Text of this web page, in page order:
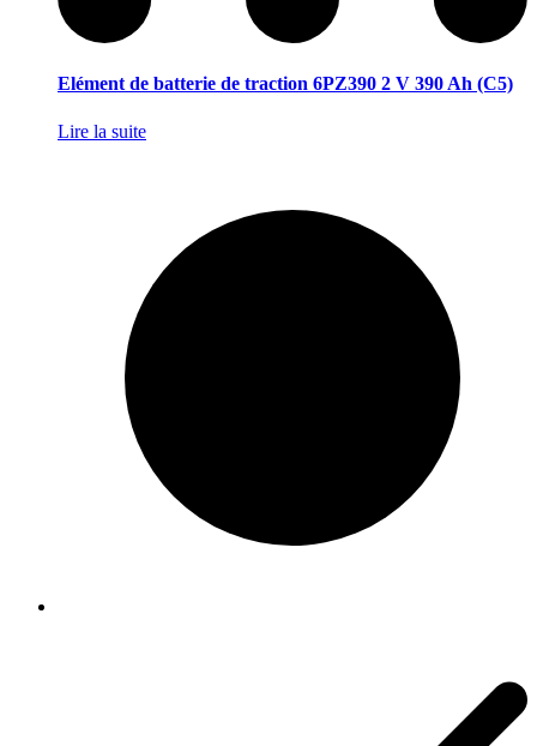
Elément de batterie de traction 6PZ390 2 V 390 Ah (C5)
Lire la suite